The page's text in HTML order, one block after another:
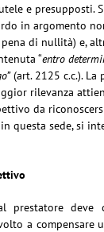
e presupposti.
in argomento
di nullità) e,
“entro
(art. 2125 c.c.). La
rilevanza
da
questa sede, si
prestatore deve
a compensare